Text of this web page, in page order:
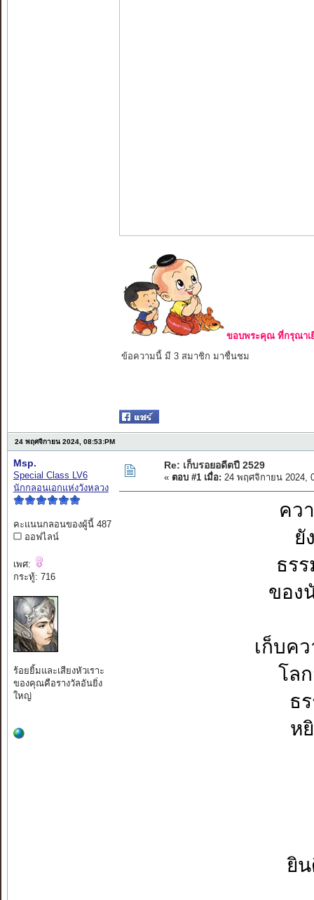
ขอบพระคุณ ที่กรุณาเ
ข้อความนี้ มี 3 สมาชิก มาชื่นชม
24 พฤศจิกายน 2024, 08:53:PM
Msp.
Special Class LV6
นักกลอนเอกแห่งวังหลวง
คะแนนกลอนของผู้นี้ 487
ออฟไลน์
เพศ:
กระทู้: 716
ร้อยยิ้มและเสียงหัวเราะ
ของคุณคือรางวัลอันยิ่ง
ใหญ่
Re: เก็บรอยอดีตปี 2529
« ตอบ #1 เมื่อ: 24 พฤศจิกายน 2024,
คว
ยั
ธร
ของ
เก็บค
โล
ธ
ห
ยิ